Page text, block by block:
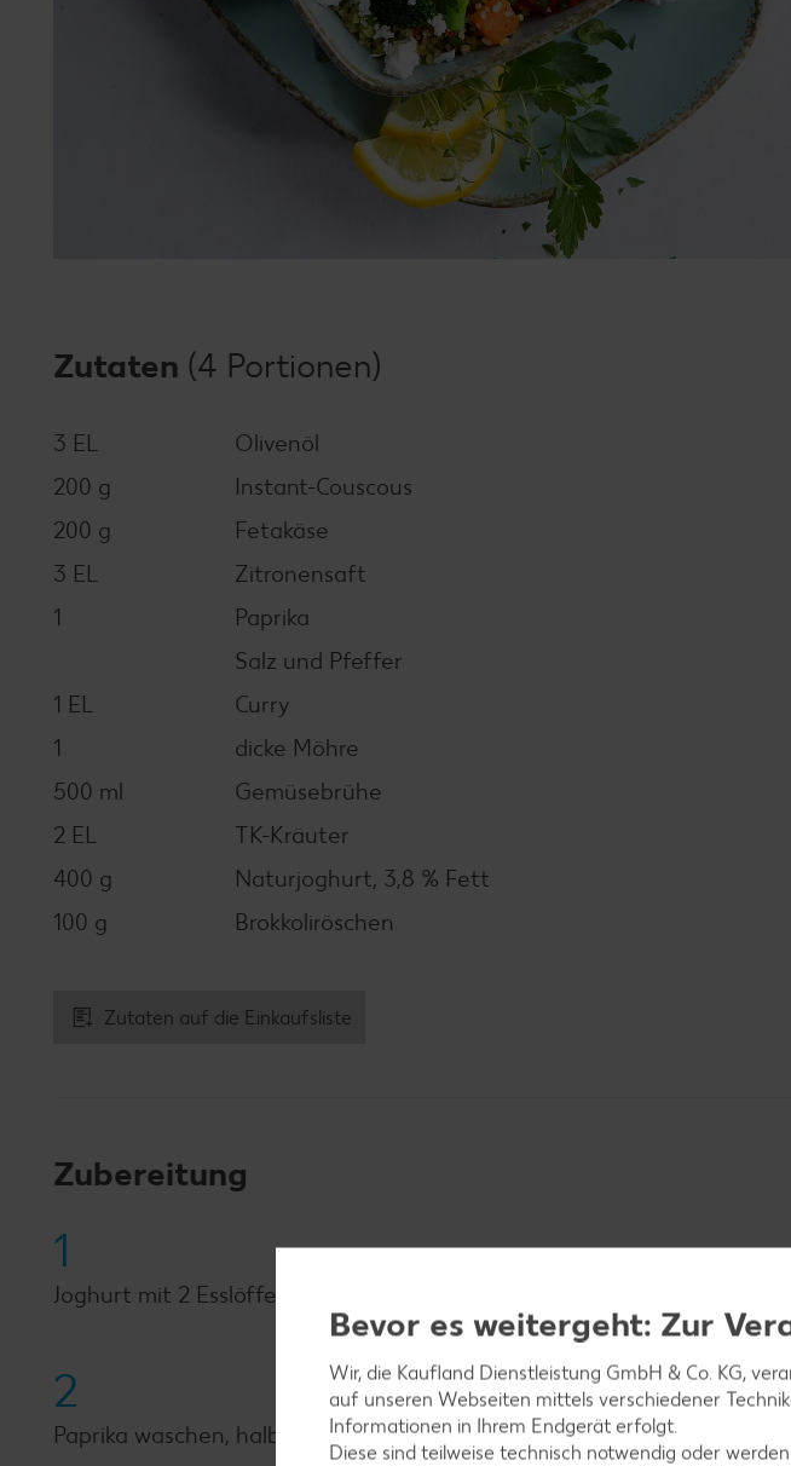
Zutaten (4 Portionen)
3 EL
Olivenöl
200 g
Instant-Couscous
200 g
Fetakäse
3 EL
Zitronensaft
1
Paprika
Salz und Pfeffer
1 EL
Curry
1
dicke Möhre
500 ml
Gemüsebrühe
2 EL
TK-Kräuter
400 g
Naturjoghurt, 3,8 % Fett
100 g
Brokkoliröschen
Zutaten auf die Einkaufsliste
Zubereitung
1
Joghurt mit 2 Esslöffel Olivenöl und 2 Esslöffel Zitronensaft verrühren.
2
Paprika waschen, halbieren, das Kerngehäuse entfernen und das
Bevor es weitergeht: Zur
Wir, die Kaufland Dienstleistung GmbH & Co. KG,
auf unseren Webseiten mittels verschiedener
Informationen in Ihrem Endgerät erfolgt.
Diese sind teilweise technisch notwendig oder